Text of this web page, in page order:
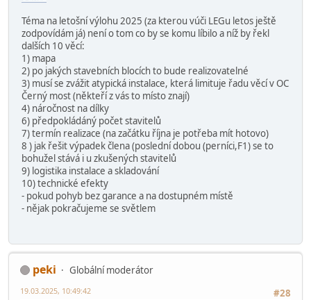
Téma na letošní výlohu 2025 (za kterou vúči LEGu letos ještě
zodpovídám já) není o tom co by se komu líbilo a níž by řekl
dalších 10 věcí:
1) mapa
2) po jakých stavebních blocích to bude realizovatelné
3) musí se zvážit atypická instalace, která limituje řadu věcí v OC
Černý most (někteří z vás to místo znají)
4) náročnost na dílky
6) předpokládáný počet stavitelů
7) termín realizace (na začátku října je potřeba mít hotovo)
8 ) jak řešit výpadek člena (poslední dobou (perníci,F1) se to
bohužel stává i u zkušených stavitelů
9) logistika instalace a skladování
10) technické efekty
- pokud pohyb bez garance a na dostupném místě
- nějak pokračujeme se světlem
peki
Globální moderátor
#28
19.03.2025, 10:49:42